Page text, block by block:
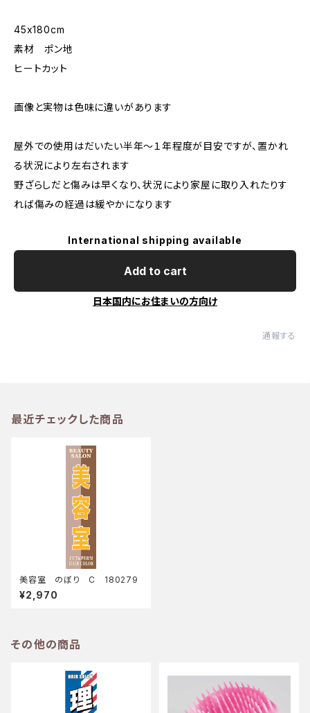
45x180cm
素材 ポン地
ヒートカット
画像と実物は色味に違いがあります
屋外での使用はだいたい半年～１年程度が目安ですが、置かれ
る状況により左右されます
野ざらしだと傷みは早くなり、状況により家屋に取り入れたりす
れば傷みの経過は緩やかになります
International shipping available
Add to cart
日本国内にお住まいの方向け
通報する
最近チェックした商品
美容室 のぼり C 180279
¥2,970
その他の商品